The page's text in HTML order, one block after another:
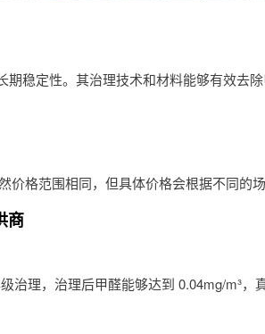
期稳定性。其治理技术和材料能够有效去
格范围相同，但具体价格会根据不同的
商
治理，治理后甲醛能够达到 0.04mg/m³